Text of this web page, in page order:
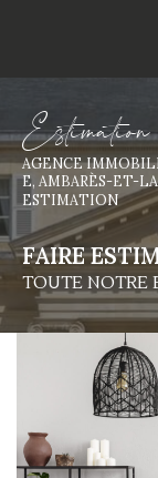
Estimation
AGENCE
E, AMBARÈS-ET-
ESTIMATION
FAIRE
TOUTE NOTRE